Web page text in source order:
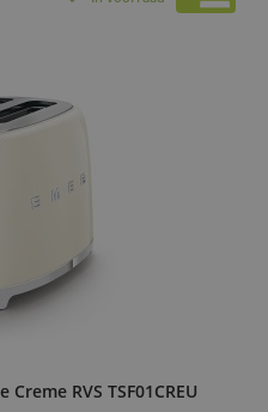
RVS TSF01CREU